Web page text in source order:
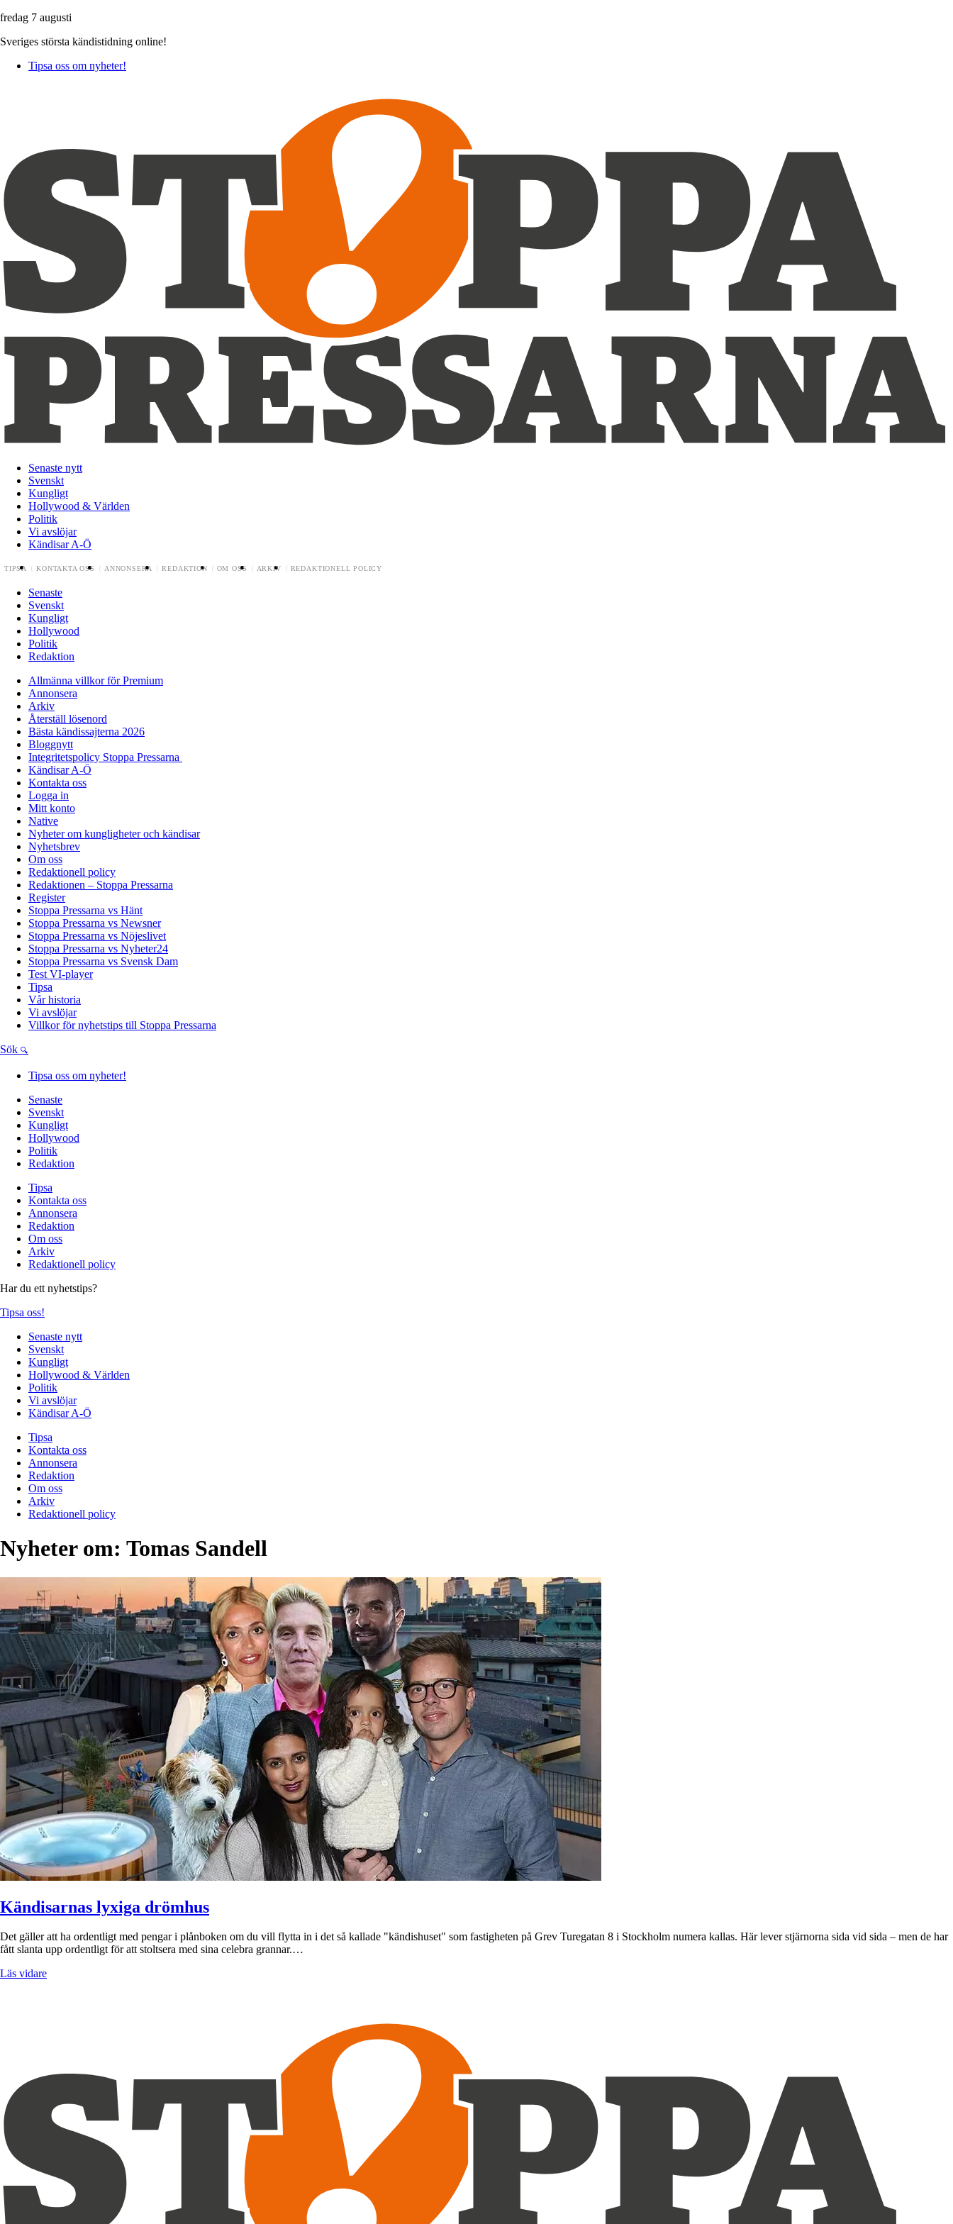
fredag 7 augusti
Sveriges största kändistidning online!
Tipsa oss om nyheter!
Senaste nytt
Svenskt
Kungligt
Hollywood & Världen
Politik
Vi avslöjar
Kändisar A-Ö
TIPSA KONTAKTA OSS ANNONSERA REDAKTION OM OSS ARKIV REDAKTIONELL POLICY
Senaste
Svenskt
Kungligt
Hollywood
Politik
Redaktion
Allmänna villkor för Premium
Annonsera
Arkiv
Återställ lösenord
Bästa kändissajterna 2026
Bloggnytt
Integritetspolicy Stoppa Pressarna
Kändisar A-Ö
Kontakta oss
Logga in
Mitt konto
Native
Nyheter om kungligheter och kändisar
Nyhetsbrev
Om oss
Redaktionell policy
Redaktionen – Stoppa Pressarna
Register
Stoppa Pressarna vs Hänt
Stoppa Pressarna vs Newsner
Stoppa Pressarna vs Nöjeslivet
Stoppa Pressarna vs Nyheter24
Stoppa Pressarna vs Svensk Dam
Test VI-player
Tipsa
Vår historia
Vi avslöjar
Villkor för nyhetstips till Stoppa Pressarna
Sök
Tipsa oss om nyheter!
Senaste
Svenskt
Kungligt
Hollywood
Politik
Redaktion
Tipsa
Kontakta oss
Annonsera
Redaktion
Om oss
Arkiv
Redaktionell policy
Har du ett nyhetstips?
Tipsa oss!
Senaste nytt
Svenskt
Kungligt
Hollywood & Världen
Politik
Vi avslöjar
Kändisar A-Ö
Tipsa
Kontakta oss
Annonsera
Redaktion
Om oss
Arkiv
Redaktionell policy
Nyheter om: Tomas Sandell
Kändisarnas lyxiga drömhus
Det gäller att ha ordentligt med pengar i plånboken om du vill flytta in i det så kallade "kändishuset" som fastigheten på Grev Turegatan 8 i Stockholm numera kallas. Här lever stjärnorna sida vid sida – men de har
fått slanta upp ordentligt för att stoltsera med sina celebra grannar.…
Läs vidare